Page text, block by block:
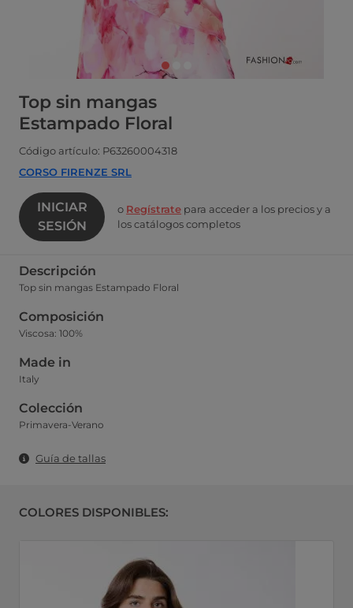
Top sin mangas
Estampado Floral
Código artículo: P63260004318
CORSO FIRENZE SRL
INICIAR
SESIÓN
o Regístrate para acceder a los precios y a
los catálogos completos
Descripción
Top sin mangas Estampado Floral
Composición
Viscosa: 100%
Made in
Italy
Colección
Primavera-Verano
Guía de tallas
COLORES DISPONIBLES: